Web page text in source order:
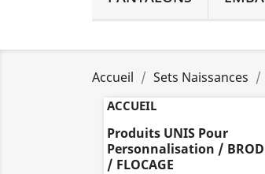
Accueil Sets Naissances
ACCUEIL
Produits UNIS Pour
Personnalisation /
/ FLOCAGE